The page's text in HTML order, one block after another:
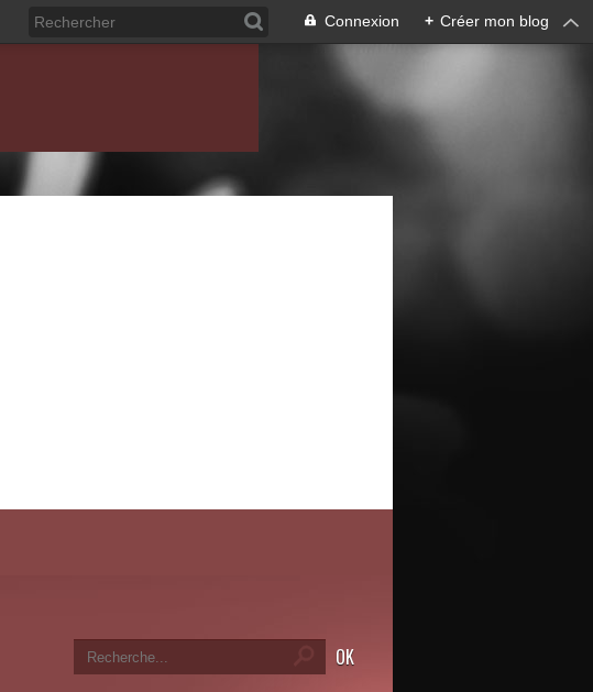
Connexion + Créer mon blog